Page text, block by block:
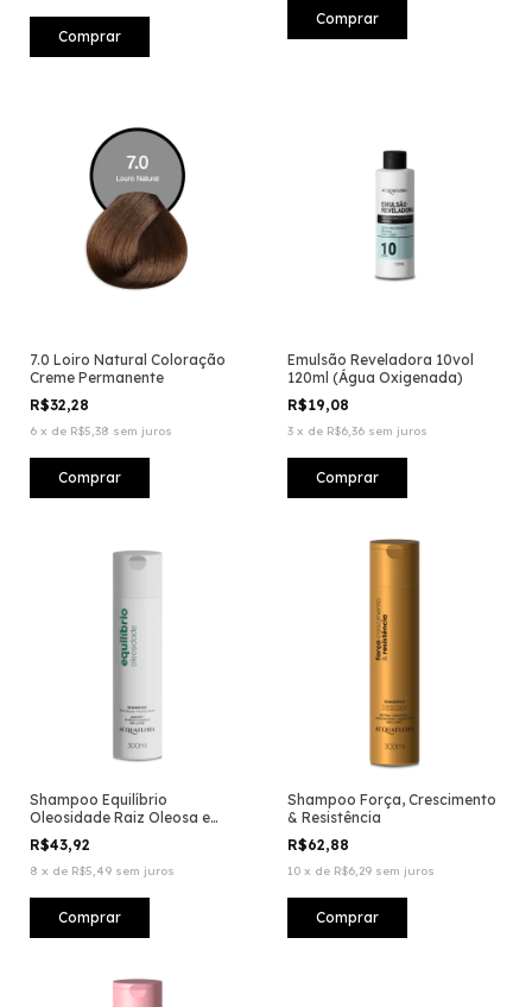
7.0 Loiro Natural Coloração
Creme Permanente
R$32,28
6 x de R$5,38 sem juros
Emulsão Reveladora 10vol
120ml (Água Oxigenada)
R$19,08
3 x de R$6,36 sem juros
Shampoo Equilíbrio
Oleosidade Raiz Oleosa e
Pontas Secas
R$43,92
8 x de R$5,49 sem juros
Shampoo Força, Crescimento
& Resistência
R$62,88
10 x de R$6,29 sem juros